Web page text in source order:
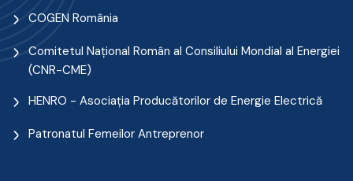
COGEN România
Comitetul Naţional Român al Consiliului Mondial al Energiei
(CNR-CME)
HENRO - Asociația Producătorilor de Energie Electrică
Patronatul Femeilor Antreprenor